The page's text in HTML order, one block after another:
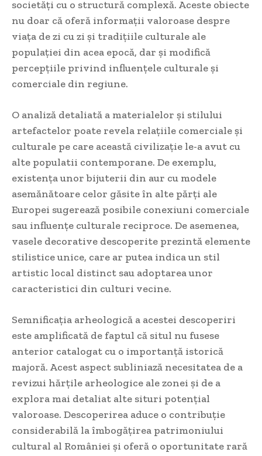
societăți cu o structură complexă. Aceste obiecte
nu doar că oferă informații valoroase despre
viața de zi cu zi și tradițiile culturale ale
populației din acea epocă, dar și modifică
percepțiile privind influențele culturale și
comerciale din regiune.
O analiză detaliată a materialelor și stilului
artefactelor poate revela relațiile comerciale și
culturale pe care această civilizație le-a avut cu
alte populatii contemporane. De exemplu,
existența unor bijuterii din aur cu modele
asemănătoare celor găsite în alte părți ale
Europei sugerează posibile conexiuni comerciale
sau influențe culturale reciproce. De asemenea,
vasele decorative descoperite prezintă elemente
stilistice unice, care ar putea indica un stil
artistic local distinct sau adoptarea unor
caracteristici din culturi vecine.
Semnificația arheologică a acestei descoperiri
este amplificată de faptul că situl nu fusese
anterior catalogat cu o importanță istorică
majoră. Acest aspect subliniază necesitatea de a
revizui hărțile arheologice ale zonei și de a
explora mai detaliat alte situri potențial
valoroase. Descoperirea aduce o contribuție
considerabilă la îmbogățirea patrimoniului
cultural al României și oferă o oportunitate rară